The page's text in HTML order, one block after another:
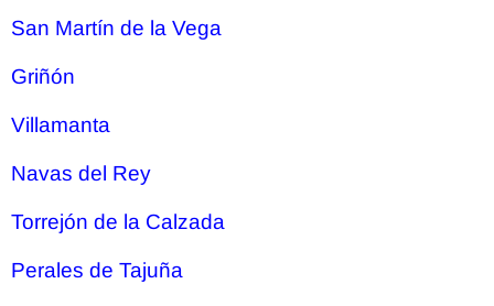
San Martín de la Vega
Griñón
Villamanta
Navas del Rey
Torrejón de la Calzada
Perales de Tajuña